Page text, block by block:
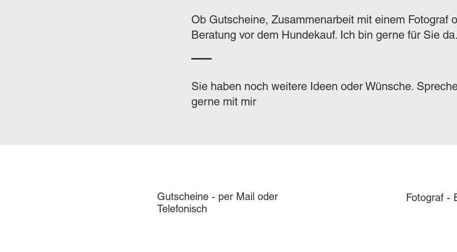
Ob Gutscheine, Zusammenarbeit mit einem Fotograf
Beratung vor dem Hundekauf. Ich bin gerne für Sie da.
Sie haben noch weitere Ideen oder Wünsche.
gerne mit mir
Gutscheine - per Mail oder
Telefonisch
Fotograf -